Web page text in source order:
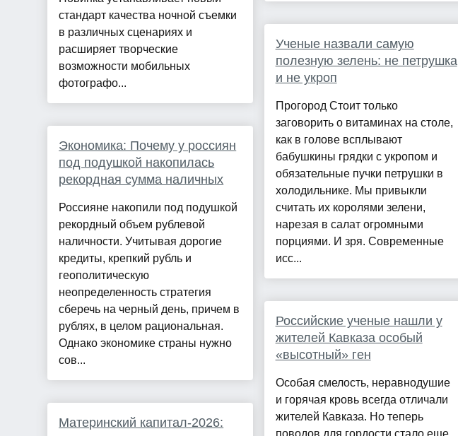
стандарт качества ночной съемки
в различных сценариях и
расширяет творческие
возможности мобильных
фотографо...
Экономика: Почему у россиян
под подушкой накопилась
рекордная сумма наличных
Россияне накопили под подушкой
рекордный объем рублевой
наличности. Учитывая дорогие
кредиты, крепкий рубль и
геополитическую
неопределенность стратегия
сберечь на черный день, причем в
рублях, в целом рациональная.
Однако экономике страны нужно
сов...
Материнский капитал-2026:
Ученые назвали самую
полезную зелень: не петрушка
и не укроп
Прогород Стоит только
заговорить о витаминах на столе,
как в голове всплывают
бабушкины грядки с укропом и
обязательные пучки петрушки в
холодильнике. Мы привыкли
считать их королями зелени,
нарезая в салат огромными
порциями. И зря. Современные
исс...
Российские ученые нашли у
жителей Кавказа особый
«высотный» ген
Особая смелость, неравнодушие
и горячая кровь всегда отличали
жителей Кавказа. Но теперь